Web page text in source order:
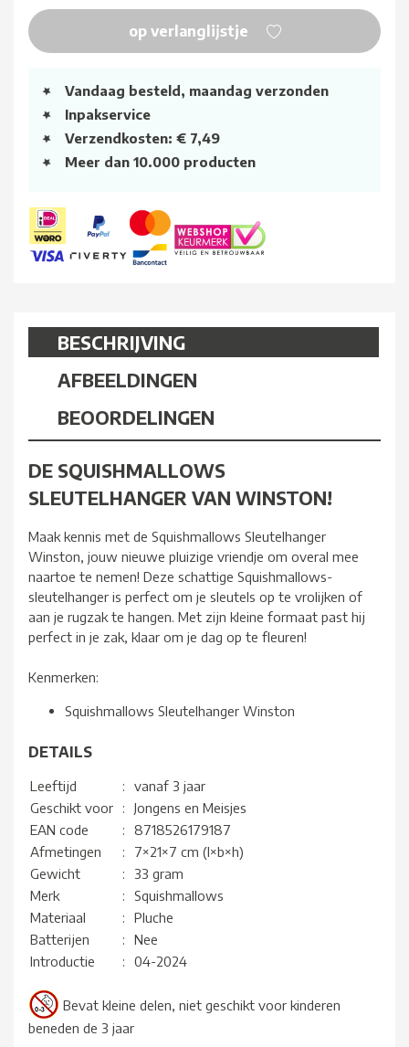
op verlanglijstje
Vandaag besteld, maandag verzonden
Inpakservice
Verzendkosten: € 7,49
Meer dan 10.000 producten
BESCHRIJVING
AFBEELDINGEN
BEOORDELINGEN
DE SQUISHMALLOWS
SLEUTELHANGER VAN WINSTON!
Maak kennis met de Squishmallows Sleutelhanger
Winston, jouw nieuwe pluizige vriendje om overal mee
naartoe te nemen! Deze schattige Squishmallows-
sleutelhanger is perfect om je sleutels op te vrolijken of
aan je rugzak te hangen. Met zijn kleine formaat past hij
perfect in je zak, klaar om je dag op te fleuren!
Kenmerken:
Squishmallows Sleutelhanger Winston
DETAILS
Leeftijd :
vanaf 3 jaar
Geschikt voor
:
Jongens en Meisjes
EAN code
:
8718526179187
Afmetingen
:
7×21×7 cm (l×b×h)
Gewicht
:
33 gram
Merk
:
Squishmallows
Materiaal
:
Pluche
Batterijen
:
Nee
Introductie
: 04-2024
Bevat kleine delen, niet geschikt voor kinderen
beneden de 3 jaar